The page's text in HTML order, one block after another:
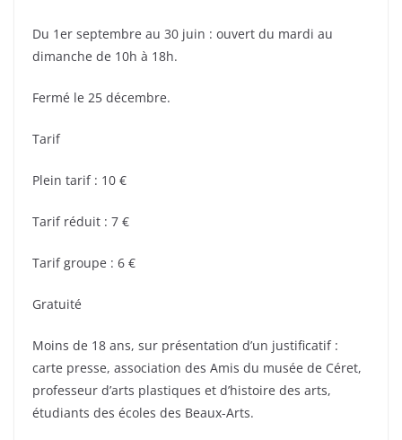
Du 1er septembre au 30 juin : ouvert du mardi au
dimanche de 10h à 18h.
Fermé le 25 décembre.
Tarif
Plein tarif : 10 €
Tarif réduit : 7 €
Tarif groupe : 6 €
Gratuité
Moins de 18 ans, sur présentation d’un justificatif :
carte presse, association des Amis du musée de Céret,
professeur d’arts plastiques et d’histoire des arts,
étudiants des écoles des Beaux-Arts.